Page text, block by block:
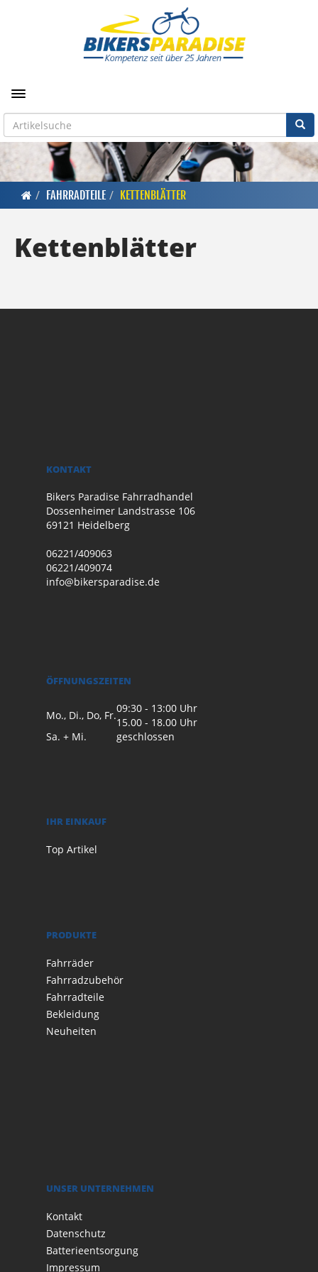
Toggle navigation
FAHRRADTEILE KETTENBLÄTTER
Kettenblätter
KONTAKT
Bikers Paradise Fahrradhandel
Dossenheimer Landstrasse 106
69121 Heidelberg
06221/409063
06221/409074
info@bikersparadise.de
ÖFFNUNGSZEITEN
Mo., Di., Do, Fr.
09:30 - 13:00 Uhr
15.00 - 18.00 Uhr
Sa. + Mi.
geschlossen
IHR EINKAUF
Top Artikel
PRODUKTE
Fahrräder
Fahrradzubehör
Fahrradteile
Bekleidung
Neuheiten
UNSER UNTERNEHMEN
Kontakt
Datenschutz
Batterieentsorgung
Impressum